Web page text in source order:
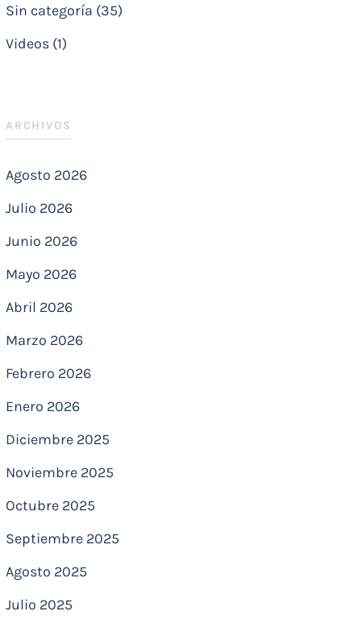
Sin categoría (35)
Videos (1)
ARCHIVOS
Agosto 2026
Julio 2026
Junio 2026
Mayo 2026
Abril 2026
Marzo 2026
Febrero 2026
Enero 2026
Diciembre 2025
Noviembre 2025
Octubre 2025
Septiembre 2025
Agosto 2025
Julio 2025